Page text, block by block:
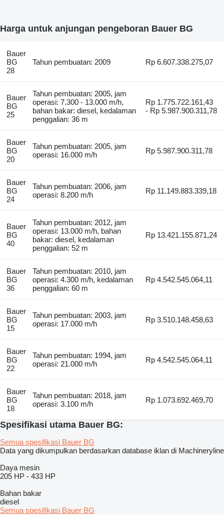
Harga untuk anjungan pengeboran Bauer BG
Bauer
BG
28
Tahun pembuatan: 2009 Rp 6.607.338.275,07
Bauer
BG
25
Tahun pembuatan: 2005, jam
operasi: 7.300 - 13.000 m/h,
bahan bakar: diesel, kedalaman
penggalian: 36 m
Rp 1.775.722.161,43
- Rp 5.987.900.311,78
Bauer
BG
20
Tahun pembuatan: 2005, jam
operasi: 16.000 m/h
Rp 5.987.900.311,78
Bauer
BG
24
Tahun pembuatan: 2006, jam
operasi: 8.200 m/h
Rp 11.149.883.339,18
Bauer
BG
40
Tahun pembuatan: 2012, jam
operasi: 13.000 m/h, bahan
bakar: diesel, kedalaman
penggalian: 52 m
Rp 13.421.155.871,24
Bauer
BG
36
Tahun pembuatan: 2010, jam
operasi: 4.300 m/h, kedalaman
penggalian: 60 m
Rp 4.542.545.064,11
Bauer
BG
15
Tahun pembuatan: 2003, jam
operasi: 17.000 m/h
Rp 3.510.148.458,63
Bauer
BG
22
Tahun pembuatan: 1994, jam
operasi: 21.000 m/h
Rp 4.542.545.064,11
Bauer
BG
18
Tahun pembuatan: 2018, jam
operasi: 3.100 m/h
Rp 1.073.692.469,70
Spesifikasi utama Bauer BG:
Semua spesifikasi Bauer BG
Data yang dikumpulkan berdasarkan database iklan di Machineryline
Daya mesin
205 HP - 433 HP
Bahan bakar
diesel
Semua spesifikasi Bauer BG